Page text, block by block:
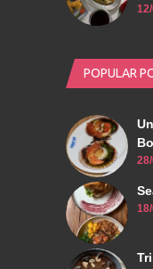
POPULAR